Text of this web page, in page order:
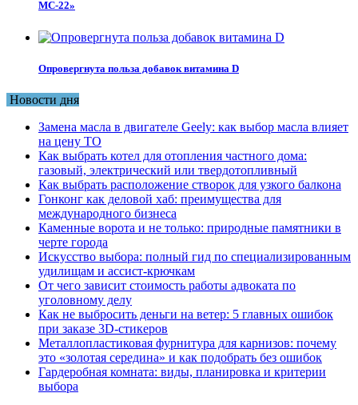
МС-22»
Опровергнута польза добавок витамина D
Новости дня
Замена масла в двигателе Geely: как выбор масла влияет
на цену ТО
Как выбрать котел для отопления частного дома:
газовый, электрический или твердотопливный
Как выбрать расположение створок для узкого балкона
Гонконг как деловой хаб: преимущества для
международного бизнеса
Каменные ворота и не только: природные памятники в
черте города
Искусство выбора: полный гид по специализированным
удилищам и ассист-крючкам
От чего зависит стоимость работы адвоката по
уголовному делу
Как не выбросить деньги на ветер: 5 главных ошибок
при заказе 3D-стикеров
Металлопластиковая фурнитура для карнизов: почему
это «золотая середина» и как подобрать без ошибок
Гардеробная комната: виды, планировка и критерии
выбора